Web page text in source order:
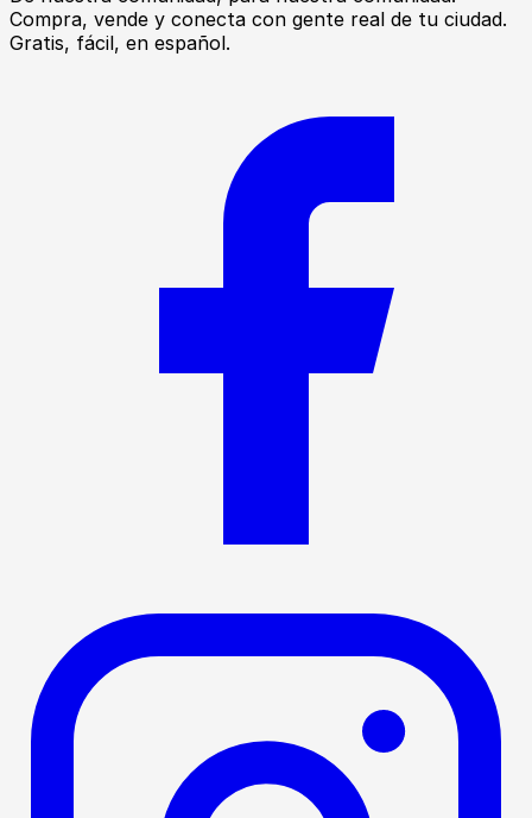
Compra, vende y conecta con gente real de tu ciudad.
Gratis, fácil, en español.